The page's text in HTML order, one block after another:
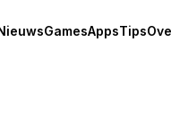
GamesAppsTips